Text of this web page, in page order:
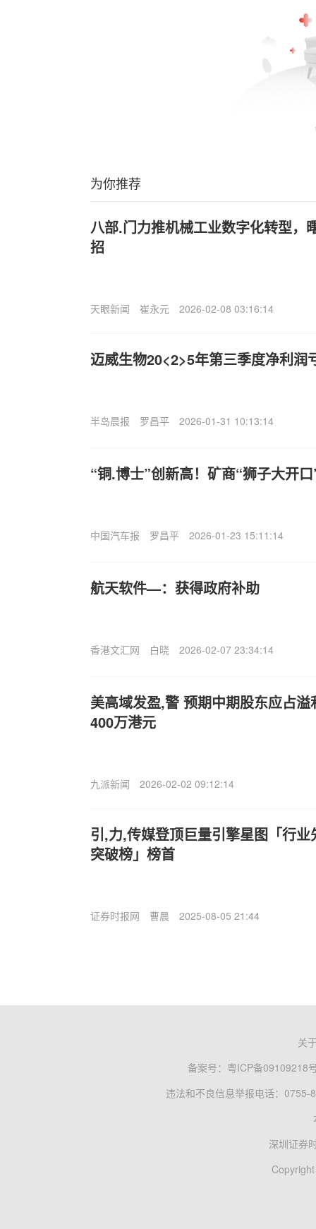
为你推荐
八部.门力推机械工业数字化转型，
招
天眼新闻 崔永元 2026-02-08 03:16:14
迈威生物20<2>5年第三季度净利润
半岛晨报 罗昌平 2026-01-31 10:13:14
“铜.博士”创新高！矿商“狮子大开
中国汽车报 罗昌平 2026-01-23 15:11:14
航天软件—：获得政府补助
香港文汇网 白晓 2026-02-07 23:34:14
美高域发盈,警 预期中期股东应占
400万港元
九派新闻 2026-02-02 09:12:14
引,力,传媒登顶巨量引擎星图「行
突破榜」榜首
证券时报网 曹晨 2025-08-05 21:44
关
备案号： 粤ICP备09109218
违法和不良信息举报电话：0755-
深圳证券